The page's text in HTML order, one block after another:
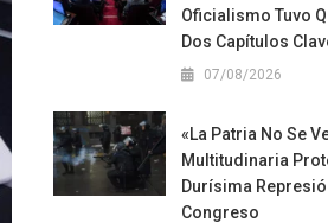
Oficialismo Tuvo
Dos Capítulos
07/08/2026
«La Patria No Se
Multitudinaria
Durísima
Congreso